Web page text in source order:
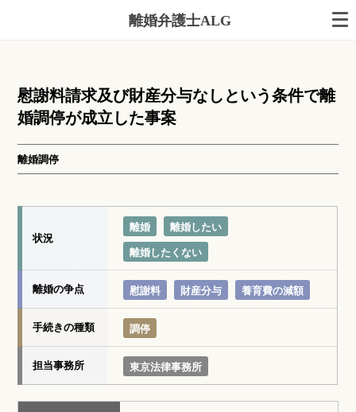
離婚弁護士ALG
慰謝料請求及び財産分与なしという条件で離
婚調停が成立した事案
離婚調停
状況
離婚
離婚したい
離婚したくない
離婚の争点 慰謝料 財産分与 養育費の減額
手続きの種類 調停
担当事務所 東京法律事務所